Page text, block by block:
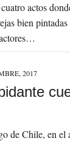
actos
bien
2017
de Chile, en el